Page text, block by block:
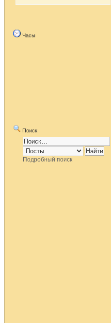
Часы
Поиск
Подробный поиск